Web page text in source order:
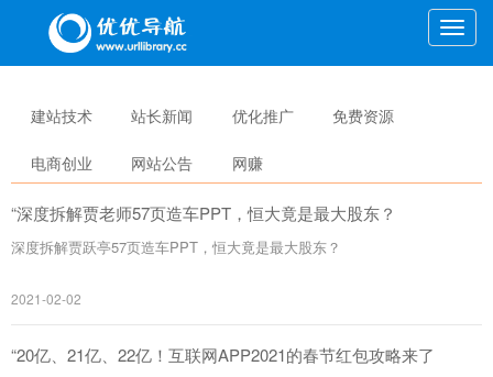
Toggle
建站技术 站长新闻 优化推广 免费资源
电商创业 网站公告 网赚
“深度拆解贾老师57页造车PPT，恒大竟是最大股东？
深度拆解贾跃亭57页造车PPT，恒大竟是最大股东？
2021-02-02
“20亿、21亿、22亿！互联网APP2021的春节红包攻略来了